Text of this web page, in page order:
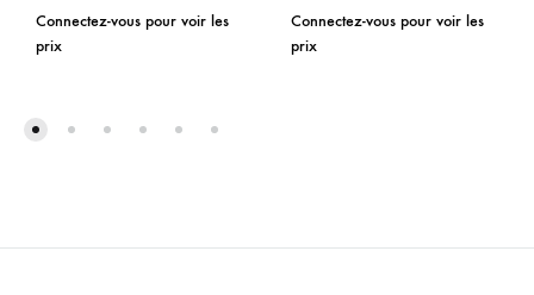
Connectez-vous pour voir les
prix
Connectez-vous pour voir les
prix